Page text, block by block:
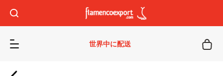
世界中に配送